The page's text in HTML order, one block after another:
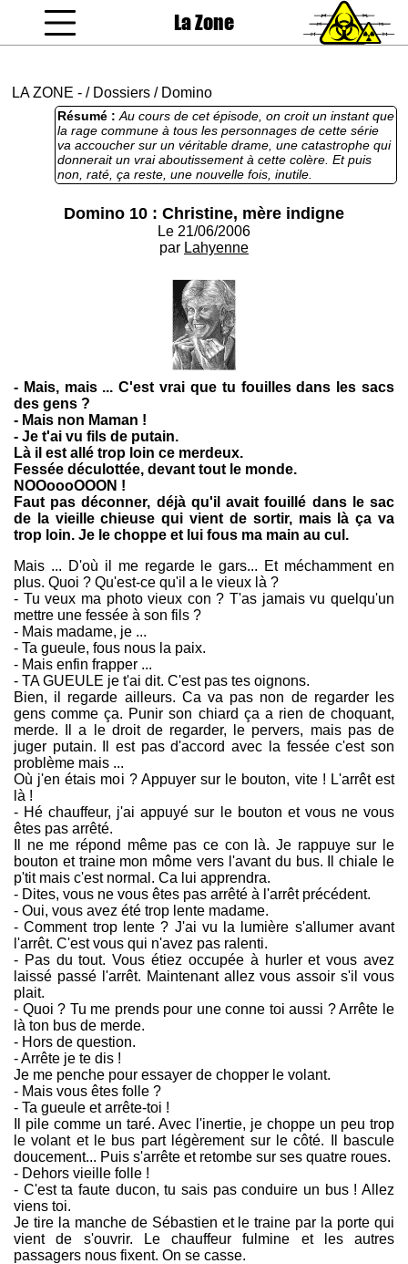
La Zone
LA ZONE - / Dossiers / Domino
Résumé : Au cours de cet épisode, on croit un instant que
la rage commune à tous les personnages de cette série
va accoucher sur un véritable drame, une catastrophe qui
donnerait un vrai aboutissement à cette colère. Et puis
non, raté, ça reste, une nouvelle fois, inutile.
Domino 10 : Christine, mère indigne
Le 21/06/2006
par Lahyenne
- Mais, mais ... C'est vrai que tu fouilles dans les sacs
des gens ?
- Mais non Maman !
- Je t'ai vu fils de putain.
Là il est allé trop loin ce merdeux.
Fessée déculottée, devant tout le monde.
NOOoooOOON !
Faut pas déconner, déjà qu'il avait fouillé dans le sac
de la vieille chieuse qui vient de sortir, mais là ça va
trop loin. Je le choppe et lui fous ma main au cul.
Mais ... D'où il me regarde le gars... Et méchamment en
plus. Quoi ? Qu'est-ce qu'il a le vieux là ?
- Tu veux ma photo vieux con ? T'as jamais vu quelqu'un
mettre une fessée à son fils ?
- Mais madame, je ...
- Ta gueule, fous nous la paix.
- Mais enfin frapper ...
- TA GUEULE je t'ai dit. C'est pas tes oignons.
Bien, il regarde ailleurs. Ca va pas non de regarder les
gens comme ça. Punir son chiard ça a rien de choquant,
merde. Il a le droit de regarder, le pervers, mais pas de
juger putain. Il est pas d'accord avec la fessée c'est son
problème mais ...
Où j'en étais moi ? Appuyer sur le bouton, vite ! L'arrêt est
là !
- Hé chauffeur, j'ai appuyé sur le bouton et vous ne vous
êtes pas arrêté.
Il ne me répond même pas ce con là. Je rappuye sur le
bouton et traine mon môme vers l'avant du bus. Il chiale le
p'tit mais c'est normal. Ca lui apprendra.
- Dites, vous ne vous êtes pas arrêté à l'arrêt précédent.
- Oui, vous avez été trop lente madame.
- Comment trop lente ? J'ai vu la lumière s'allumer avant
l'arrêt. C'est vous qui n'avez pas ralenti.
- Pas du tout. Vous étiez occupée à hurler et vous avez
laissé passé l'arrêt. Maintenant allez vous assoir s'il vous
plait.
- Quoi ? Tu me prends pour une conne toi aussi ? Arrête le
là ton bus de merde.
- Hors de question.
- Arrête je te dis !
Je me penche pour essayer de chopper le volant.
- Mais vous êtes folle ?
- Ta gueule et arrête-toi !
Il pile comme un taré. Avec l'inertie, je choppe un peu trop
le volant et le bus part légèrement sur le côté. Il bascule
doucement... Puis s'arrête et retombe sur ses quatre roues.
- Dehors vieille folle !
- C'est ta faute ducon, tu sais pas conduire un bus ! Allez
viens toi.
Je tire la manche de Sébastien et le traine par la porte qui
vient de s'ouvrir. Le chauffeur fulmine et les autres
passagers nous fixent. On se casse.